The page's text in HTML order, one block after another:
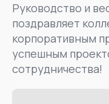
Руководство и
поздравляет
корпоративным
успешным
сотрудничества!